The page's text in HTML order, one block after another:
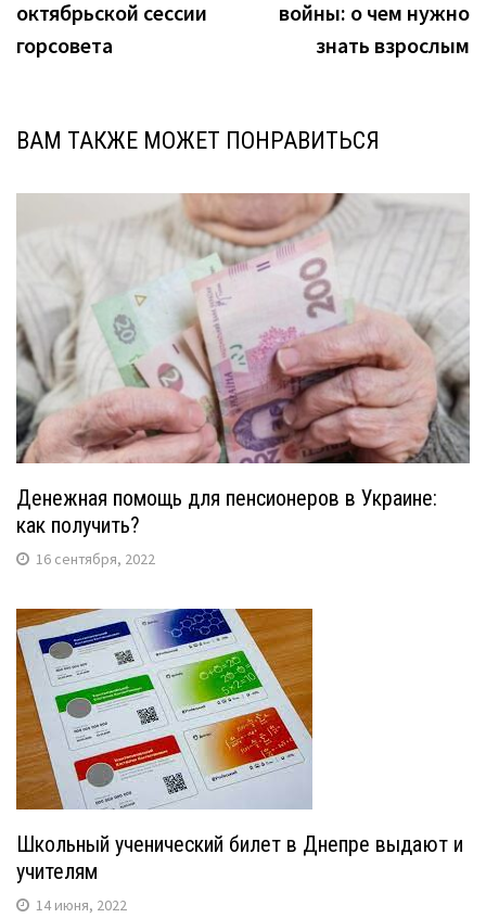
октябрьской сессии
горсовета
войны: о чем нужно
знать взрослым
ВАМ ТАКЖЕ МОЖЕТ ПОНРАВИТЬСЯ
Денежная помощь для пенсионеров в Украине:
как получить?
16 сентября, 2022
Школьный ученический билет в Днепре выдают и
учителям
14 июня, 2022